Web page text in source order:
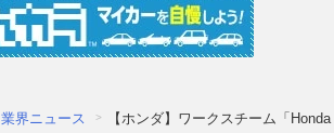
業界ニュース 【ホンダ】ワークスチーム「